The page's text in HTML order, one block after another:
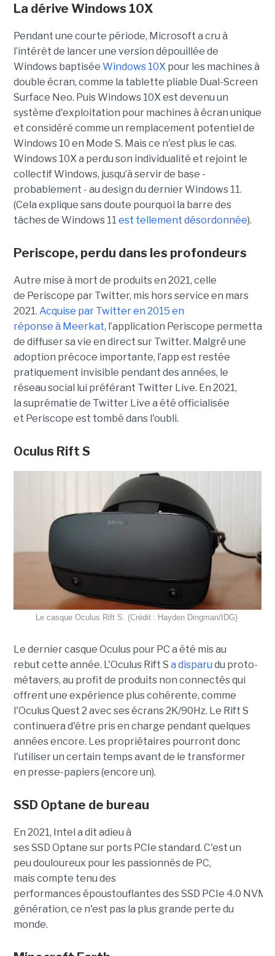
La dérive Windows 10X
Pendant une courte période, Microsoft a cru à
l’intérêt de lancer une version dépouillée de
Windows baptisée Windows 10X pour les machines à
double écran, comme la tablette pliable Dual-Screen
Surface Neo. Puis Windows 10X est devenu un
système d'exploitation pour machines à écran unique
et considéré comme un remplacement potentiel de
Windows 10 en Mode S. Mais ce n'est plus le cas.
Windows 10X a perdu son individualité et rejoint le
collectif Windows, jusqu’à servir de base -
probablement - au design du dernier Windows 11.
(Cela explique sans doute pourquoi la barre des
tâches de Windows 11 est tellement désordonnée).
Periscope, perdu dans les profondeurs
Autre mise à mort de produits en 2021, celle
de Periscope par Twitter, mis hors service en mars
2021. Acquise par Twitter en 2015 en
réponse à Meerkat, l’application Periscope permettait
de diffuser sa vie en direct sur Twitter. Malgré une
adoption précoce importante, l’app est restée
pratiquement invisible pendant des années, le
réseau social lui préférant Twitter Live. En 2021,
la suprématie de Twitter Live a été officialisée
et Periscope est tombé dans l'oubli.
Oculus Rift S
Le casque Oculus Rift S. (Crédit : Hayden Dingman/IDG)
Le dernier casque Oculus pour PC a été mis au
rebut cette année. L'Oculus Rift S a disparu du proto-
métavers, au profit de produits non connectés qui
offrent une expérience plus cohérente, comme
l'Oculus Quest 2 avec ses écrans 2K/90Hz. Le Rift S
continuera d'être pris en charge pendant quelques
années encore. Les propriétaires pourront donc
l'utiliser un certain temps avant de le transformer
en presse-papiers (encore un).
SSD Optane de bureau
En 2021, Intel a dit adieu à
ses SSD Optane sur ports PCIe standard. C'est un
peu douloureux pour les passionnés de PC,
mais compte tenu des
performancesépoustouflantes des SSD PCIe 4.0
génération, ce n'est pas la plus grande perte du
monde.